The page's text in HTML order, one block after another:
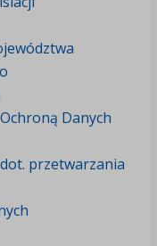
Danych
przetwarzania